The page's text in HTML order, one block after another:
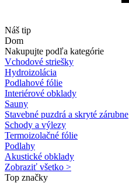
Náš tip
Dom
Nakupujte podľa kategórie
Vchodové striešky
Hydroizolácia
Podlahové fólie
Interiérové obklady
Sauny
Stavebné puzdrá a skryté zárubne
Schody a výlezy
Termoizolačné fólie
Podlahy
Akustické obklady
Zobraziť všetko >
Top značky